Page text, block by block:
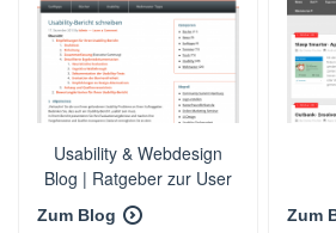
Usability & Webdesign
Blog | Ratgeber zur User
Experience (UX)
Zum Blog Zum